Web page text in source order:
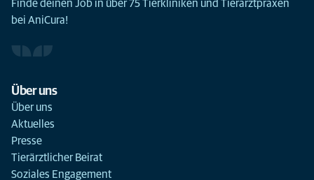
Finde deinen Job in über 75 Tierkliniken und Tierarztpraxen
bei AniCura!
Über uns
Über uns
Aktuelles
Presse
Tierärztlicher Beirat
Soziales Engagement